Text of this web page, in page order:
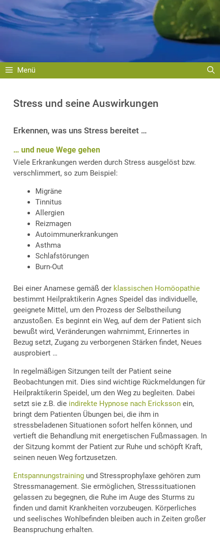
Menü
Stress und seine Auswirkungen
Erkennen, was uns Stress bereitet …
… und neue Wege gehen
Viele Erkrankungen werden durch Stress ausgelöst bzw.
verschlimmert, so zum Beispiel:
Migräne
Tinnitus
Allergien
Reizmagen
Autoimmunerkrankungen
Asthma
Schlafstörungen
Burn-Out
Bei einer Anamese gemäß der klassischen Homöopathie
bestimmt Heilpraktikerin Agnes Speidel das individuelle,
geeignete Mittel, um den Prozess der Selbstheilung
anzustoßen. Es beginnt ein Weg, auf dem der Patient sich
bewußt wird, Veränderungen wahrnimmt, Erinnertes in
Bezug setzt, Zugang zu verborgenen Stärken findet, Neues
ausprobiert …
In regelmäßigen Sitzungen teilt der Patient seine
Beobachtungen mit. Dies sind wichtige Rückmeldungen für
Heilpraktikerin Speidel, um den Weg zu begleiten. Dabei
setzt sie z.B. die indirekte Hypnose nach Ericksson ein,
bringt dem Patienten Übungen bei, die ihm in
stressbeladenen Situationen sofort helfen können, und
vertieft die Behandlung mit energetischen Fußmassagen. In
der Sitzung kommt der Patient zur Ruhe und schöpft Kraft,
seinen neuen Weg fortzusetzen.
Entspannungstraining und Stressprophylaxe gehören zum
Stressmanagement. Sie ermöglichen, Stresssituationen
gelassen zu begegnen, die Ruhe im Auge des Sturms zu
finden und damit Krankheiten vorzubeugen. Körperliches
und seelisches Wohlbefinden bleiben auch in Zeiten großer
Beanspruchung erhalten.